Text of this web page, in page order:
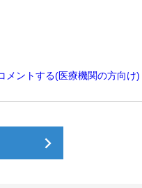
ントする(医療機関の方向け)